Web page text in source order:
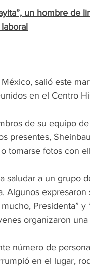
un hombre de
salió este
en el Centro
de su equipo
presentes,
tomarse fotos con
saludar a un grupo
Algunos
Presidenta”
organizaron
número de
en el lugar,